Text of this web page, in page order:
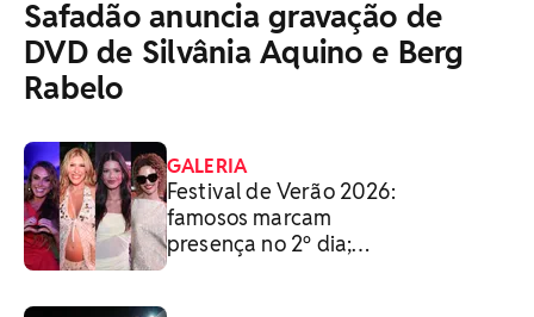
Safadão anuncia gravação de
DVD de Silvânia Aquino e Berg
Rabelo
GALERIA
Festival de Verão 2026:
famosos marcam
presença no 2⁠º dia;